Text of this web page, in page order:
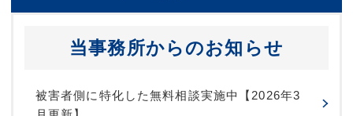
当事務所からのお知らせ
被害者側に特化した無料相談実施中【2026年3